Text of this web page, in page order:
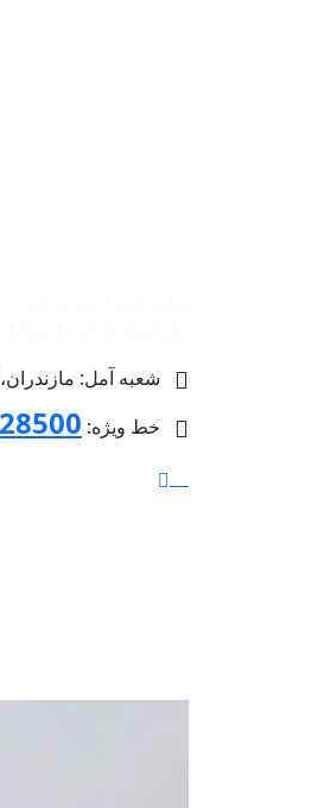
شعبه آمل: مازندران، آمل،
خط ویژه: 021